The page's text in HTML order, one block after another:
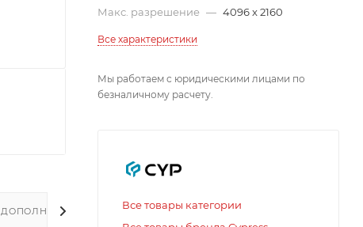
ДОПОЛНИТЕЛЬНО
Макс. разрешение — 4096 x 2160
Все характеристики
Мы работаем с юридическими лицами по
безналичному расчету.
Все товары категории